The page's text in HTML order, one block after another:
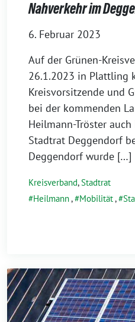
Nahverkehr im
6. Februar 2023
Auf der Grünen-
26.1.2023 in Plattling
Kreisvorsitzende und
bei der kommenden
Heilmann-Tröster
Stadtrat Deggendorf
Deggendorf wurde […]
Kreisverband,Stadtrat
Heilmann, Mobilität,